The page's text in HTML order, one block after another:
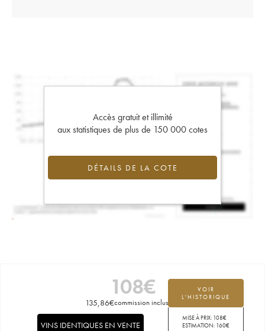
Accès gratuit et illimité
aux statistiques de plus de 150 000 cotes
DÉTAILS DE LA COTE
108€
135,86€commission incluse
VOIR
L'HISTORIQUE
MISE À PRIX: 108€
ESTIMATION: 160€
VINS IDENTIQUES EN VENTE